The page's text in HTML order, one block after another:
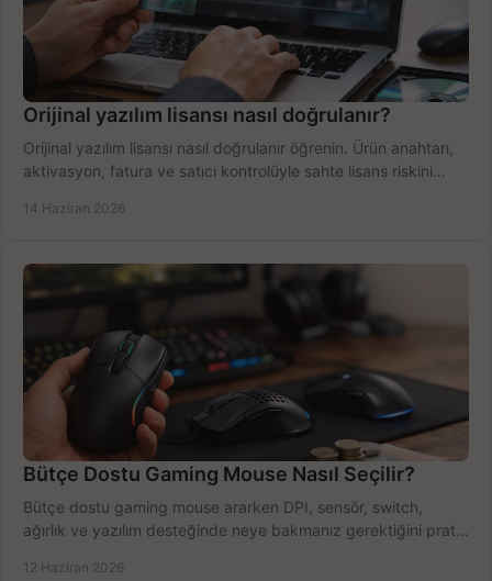
Orijinal yazılım lisansı nasıl doğrulanır?
Orijinal yazılım lisansı nasıl doğrulanır öğrenin. Ürün anahtarı,
aktivasyon, fatura ve satıcı kontrolüyle sahte lisans riskini
14 Haziran 2026
Bütçe Dostu Gaming Mouse Nasıl Seçilir?
Bütçe dostu gaming mouse ararken DPI, sensör, switch,
ağırlık ve yazılım desteğinde neye bakmanız gerektiğini pratik
12 Haziran 2026